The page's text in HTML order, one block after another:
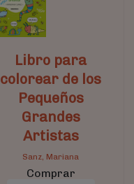
Libro para
colorear de los
Pequeños
Grandes
Artistas
Sanz, Mariana
Comprar